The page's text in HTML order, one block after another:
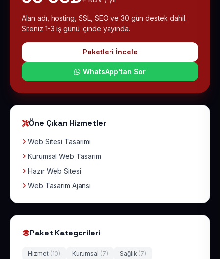
Alan adı, hosting, SSL, SEO ve 30 gün destek dahil.
Siteniz 1-3 iş günü içinde yayında.
Paketleri İncele
WhatsApp'tan Sor
Öne Çıkan Hizmetler
Web Sitesi Tasarımı
Kurumsal Web Tasarım
Hazır Web Sitesi
Web Tasarım Ajansı
Paket Kategorileri
Hizmet (10) Kurumsal (7) Sağlık (7)